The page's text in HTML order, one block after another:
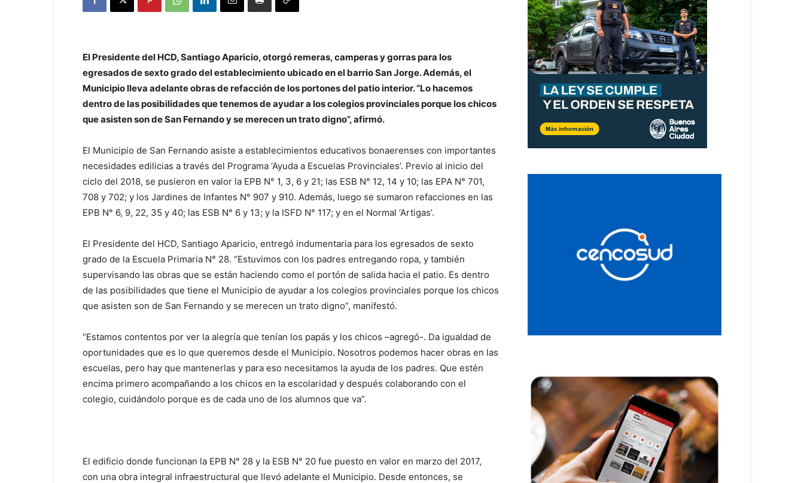
El Presidente del HCD, Santiago Aparicio, otorgó remeras, camperas y gorras para los
egresados de sexto grado del establecimiento ubicado en el barrio San Jorge. Además, el
Municipio lleva adelante obras de refacción de los portones del patio interior. “Lo hacemos
dentro de las posibilidades que tenemos de ayudar a los colegios provinciales porque los chicos
que asisten son de San Fernando y se merecen un trato digno”, afirmó.
El Municipio de San Fernando asiste a establecimientos educativos bonaerenses con importantes
necesidades edilicias a través del Programa ‘Ayuda a Escuelas Provinciales’. Previo al inicio del
ciclo del 2018, se pusieron en valor la EPB N° 1, 3, 6 y 21; las ESB N° 12, 14 y 10; las EPA N° 701,
708 y 702; y los Jardines de Infantes N° 907 y 910. Además, luego se sumaron refacciones en las
EPB N° 6, 9, 22, 35 y 40; las ESB N° 6 y 13; y la ISFD N° 117; y en el Normal ‘Artigas’.
El Presidente del HCD, Santiago Aparicio, entregó indumentaria para los egresados de sexto
grado de la Escuela Primaria N° 28. “Estuvimos con los padres entregando ropa, y también
supervisando las obras que se están haciendo como el portón de salida hacia el patio. Es dentro
de las posibilidades que tiene el Municipio de ayudar a los colegios provinciales porque los chicos
que asisten son de San Fernando y se merecen un trato digno”, manifestó.
“Estamos contentos por ver la alegría que tenían los papás y los chicos –agregó-. Da igualdad de
oportunidades que es lo que queremos desde el Municipio. Nosotros podemos hacer obras en las
escuelas, pero hay que mantenerlas y para eso necesitamos la ayuda de los padres. Que estén
encima primero acompañando a los chicos en la escolaridad y después colaborando con el
colegio, cuidándolo porque es de cada uno de los alumnos que va”.
El edificio donde funcionan la EPB N° 28 y la ESB N° 20 fue puesto en valor en marzo del 2017,
con una obra integral infraestructural que llevó adelante el Municipio. Desde entonces, se